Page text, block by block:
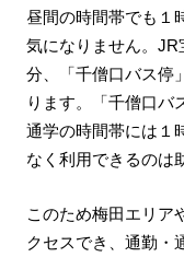
昼間の時間帯でも１
気になりません。JR
分、「千僧口バス停
ります。「千僧口バ
通学の時間帯には１
なく利用できるのは
このため梅田エリア
クセスでき、通勤・